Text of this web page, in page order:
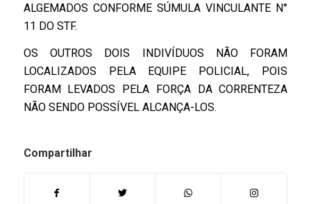
ALGEMADOS CONFORME SÚMULA VINCULANTE N°
11 DO STF.
OS OUTROS DOIS INDIVÍDUOS NÃO FORAM
LOCALIZADOS PELA EQUIPE POLICIAL, POIS
FORAM LEVADOS PELA FORÇA DA CORRENTEZA
NÃO SENDO POSSÍVEL ALCANÇA-LOS.
Compartilhar